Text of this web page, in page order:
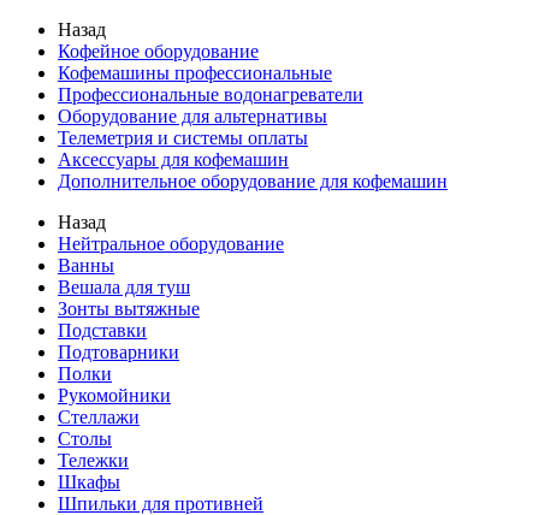
Назад
Кофейное оборудование
Кофемашины профессиональные
Профессиональные водонагреватели
Оборудование для альтернативы
Телеметрия и системы оплаты
Аксессуары для кофемашин
Дополнительное оборудование для кофемашин
Назад
Нейтральное оборудование
Ванны
Вешала для туш
Зонты вытяжные
Подставки
Подтоварники
Полки
Рукомойники
Стеллажи
Столы
Тележки
Шкафы
Шпильки для противней